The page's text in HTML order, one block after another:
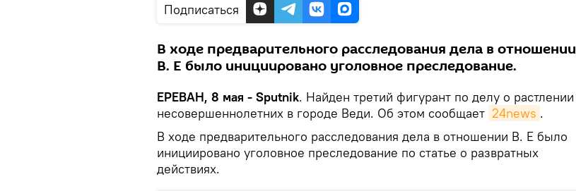
Подписаться
В ходе предварительного расследования дела в отношении
В. Е было инициировано уголовное преследование.
ЕРЕВАН, 8 мая - Sputnik. Найден третий фигурант по делу о растлении
несовершеннолетних в городе Веди. Об этом сообщает 24news .
В ходе предварительного расследования дела в отношении В. Е было
инициировано уголовное преследование по статье о развратных
действиях.